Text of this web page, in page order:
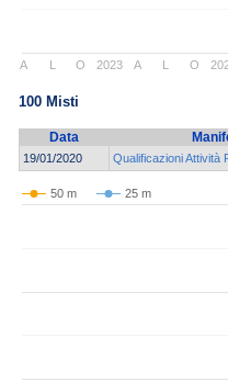
2023
A L O A L O
100 Misti
Data
19/01/2020 Qualificazioni Attività
50 m 25 m